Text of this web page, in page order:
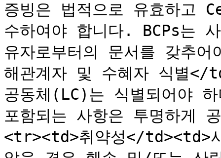
증빙은 법적으로 유효하고
수하여야 합니다. BCPs는
유자로부터의 문서를 갖
해관계자 및 수혜자 식별
공동체(LC)는 식별되어야
포함되는 사항은 투명하게
<tr><td>취약성</td><td>